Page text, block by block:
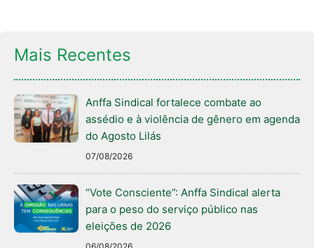
Mais Recentes
Anffa Sindical fortalece combate ao
assédio e à violência de gênero em agenda
do Agosto Lilás
07/08/2026
“Vote Consciente”: Anffa Sindical alerta
para o peso do serviço público nas
eleições de 2026